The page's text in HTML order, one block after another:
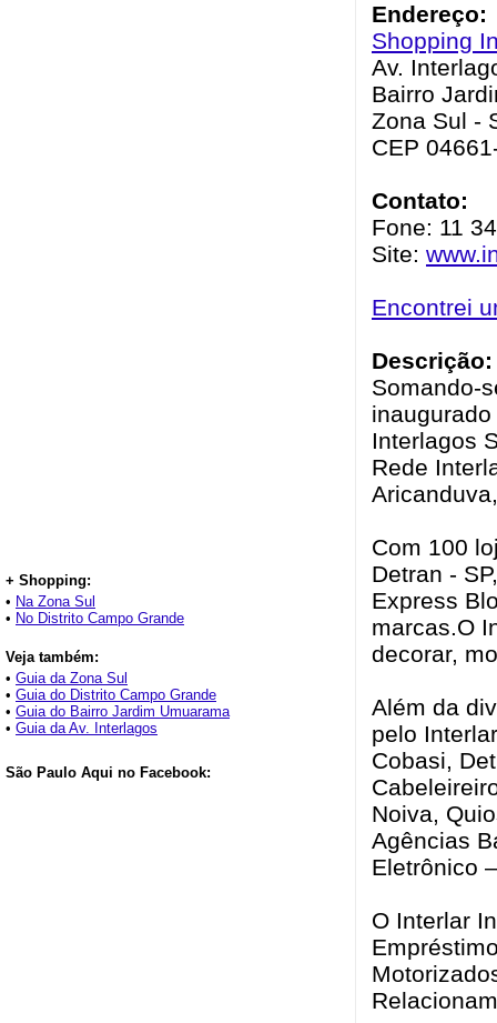
+ Shopping:
• Na Zona Sul
• No Distrito Campo Grande
Veja também:
• Guia da Zona Sul
• Guia do Distrito Campo Grande
• Guia do Bairro Jardim Umuarama
• Guia da Av. Interlagos
São Paulo Aqui no Facebook:
Endereço:
Shopping
Av.
Bairro
Zona Sul -
CEP
Contato:
Fone: 11
Site:
Encontrei
Descrição:
Somando-
Interlagos
Rede
Com 100
Detran -
Express
marcas.O
decorar,
Além da
pelo
Cobasi,
Noiva,
Agências
Eletrônico
O Interlar